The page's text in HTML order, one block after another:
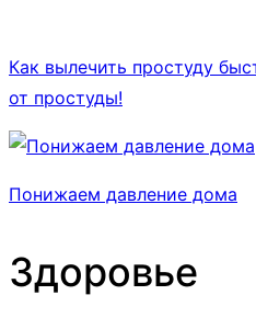
Как вылечить простуду
от простуды!
Понижаем давление дома
Здоровье